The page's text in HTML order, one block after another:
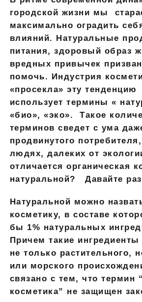
городской жизни мы
максимально оградить
влияний. Натуральные
питания, здоровый образ
вредных привычек
помочь. Индустрия
«просекла» эту
использует термины «
«био», «эко». Такое
терминов сведет с ума
продвинутого
людях, далеких от
отличается органическая
натуральной? Давайте
Натуральной можно
косметику, в составе
бы 1% натуральных
Причем такие
не только растительного,
или морского
связано с тем, что термин
косметика” не защищен